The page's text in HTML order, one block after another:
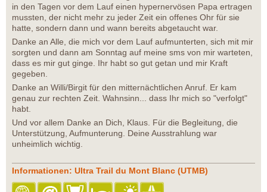
in den Tagen vor dem Lauf einen hypernervösen Papa ertragen
mussten, der nicht mehr zu jeder Zeit ein offenes Ohr für sie
hatte, sondern dann und wann bereits abgetaucht war.
Danke an Alle, die mich vor dem Lauf aufmunterten, sich mit mir
sorgten und dann am Sonntag auf meine sms von mir warteten,
dass es mir gut ginge. Ihr habt so gut getan und mir Kraft
gegeben.
Danke an Willi/Birgit für den mitternächtlichen Anruf. Er kam
genau zur rechten Zeit. Wahnsinn... dass Ihr mich so "verfolgt"
habt.
Und vor allem Danke an Dich, Klaus. Für die Begleitung, die
Unterstützung, Aufmunterung. Deine Ausstrahlung war
unheimlich wichtig.
Informationen: Ultra Trail du Mont Blanc (UTMB)